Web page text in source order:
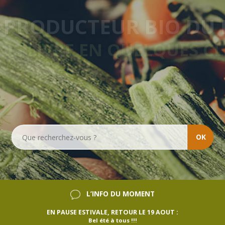
SANS ENGAGEMENT
OK
L’INFO DU MOMENT
EN PAUSE ESTIVALE, RETOUR LE 19 AOUT :
Bel été à tous !!!